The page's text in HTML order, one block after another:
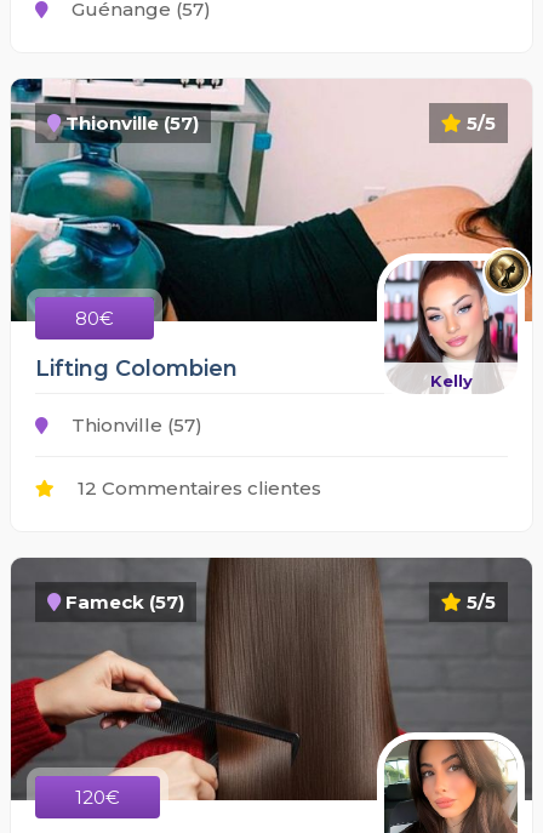
Guénange (57)
5/5
Thionville (57)
80€
Kelly
Lifting Colombien
Thionville (57)
12 Commentaires clientes
5/5
Fameck (57)
120€